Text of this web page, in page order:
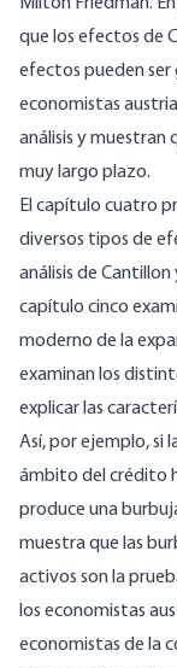
que los efectos de
efectos pueden ser
economistas
análisis y muestran
muy largo plazo.
El capítulo cuatro
diversos tipos de
análisis de
capítulo cinco
moderno de la
examinan los
explicar las
Así, por ejemplo, si
ámbito del crédito
produce una
muestra que las
activos son la
los economistas
economistas de la